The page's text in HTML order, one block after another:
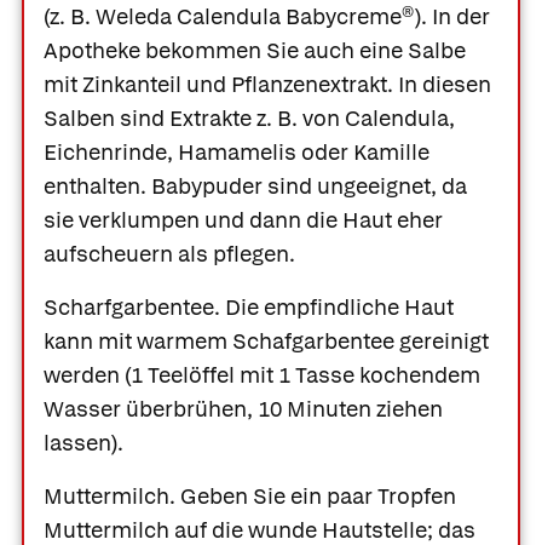
(z. B. Weleda Calendula Babycreme®). In der
Apotheke bekommen Sie auch eine Salbe
mit Zinkanteil und Pflanzenextrakt. In diesen
Salben sind Extrakte z. B. von Calendula,
Eichenrinde, Hamamelis oder Kamille
enthalten. Babypuder sind ungeeignet, da
sie verklumpen und dann die Haut eher
aufscheuern als pflegen.
Scharfgarbentee. Die empfindliche Haut
kann mit warmem Schafgarbentee gereinigt
werden (1 Teelöffel mit 1 Tasse kochendem
Wasser überbrühen, 10 Minuten ziehen
lassen).
Muttermilch. Geben Sie ein paar Tropfen
Muttermilch auf die wunde Hautstelle; das